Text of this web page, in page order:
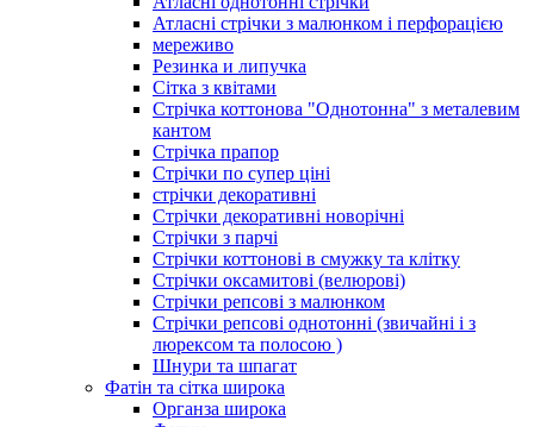
Атласні стрічки з малюнком і перфорацією
мереживо
Резинка и липучка
Сітка з квітами
Стрічка коттонова "Однотонна" з металевим
кантом
Стрічка прапор
Стрічки по супер ціні
стрічки декоративні
Стрічки декоративні новорічні
Стрічки з парчі
Стрічки коттонові в смужку та клітку
Стрічки оксамитові (велюрові)
Стрічки репсові з малюнком
Стрічки репсові однотонні (звичайні і з
люрексом та полосою )
Шнури та шпагат
Фатін та сітка широка
Органза широка